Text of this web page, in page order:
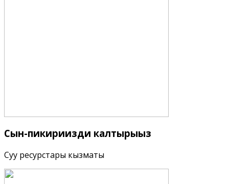
Сын-пикириңизди калтырыңыз
Суу ресурстары кызматы